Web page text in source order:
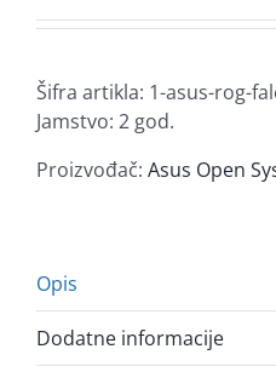
Šifra artikla: 1-asus-rog-
Jamstvo: 2 god.
Proizvođač: Asus Open
Opis
Dodatne informacije